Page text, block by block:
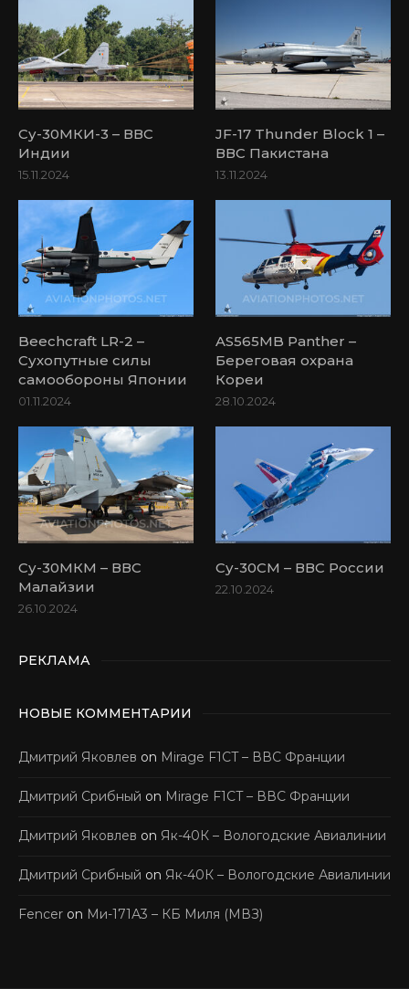
Су-30МКИ-3 – ВВС
Индии
15.11.2024
JF-17 Thunder Block 1 –
ВВС Пакистана
13.11.2024
Beechcraft LR-2 –
Сухопутные силы
самообороны Японии
01.11.2024
AS565MB Panther –
Береговая охрана
Кореи
28.10.2024
Су-30МКМ – ВВС
Малайзии
26.10.2024
Су-30СМ – ВВС России
22.10.2024
РЕКЛАМА
НОВЫЕ КОММЕНТАРИИ
Дмитрий Яковлев on Mirage F1CT – ВВС Франции
Дмитрий Срибный on Mirage F1CT – ВВС Франции
Дмитрий Яковлев on Як-40К – Вологодские Авиалинии
Дмитрий Срибный on Як-40К – Вологодские Авиалинии
Fencer on Ми-171А3 – КБ Миля (МВЗ)